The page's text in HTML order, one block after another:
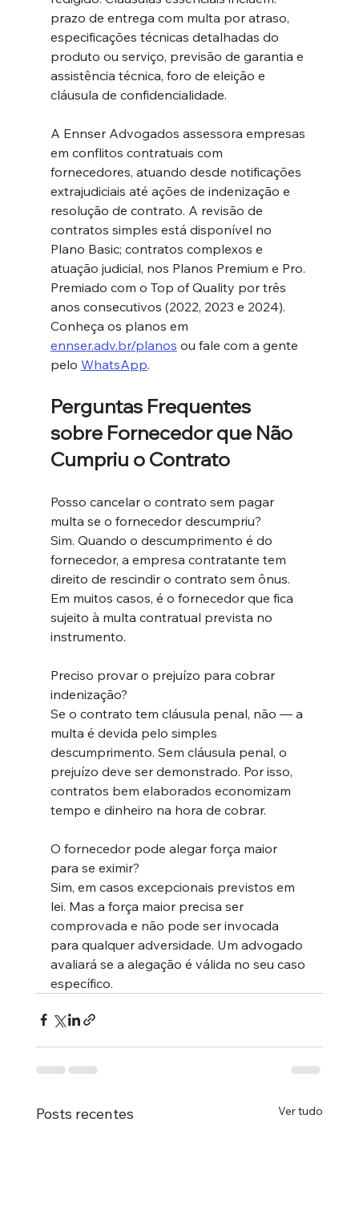
prazo de entrega com multa por atraso,
especificações técnicas detalhadas do
produto ou serviço, previsão de garantia e
assistência técnica, foro de eleição e
cláusula de confidencialidade.
A Ennser Advogados assessora empresas
em conflitos contratuais com
fornecedores, atuando desde notificações
extrajudiciais até ações de indenização e
resolução de contrato. A revisão de
contratos simples está disponível no
Plano Basic; contratos complexos e
atuação judicial, nos Planos Premium e Pro.
Premiado com o Top of Quality por três
anos consecutivos (2022, 2023 e 2024).
Conheça os planos em
ennser.adv.br/planos ou fale com a gente
pelo WhatsApp.
Perguntas Frequentes
sobre Fornecedor que Não
Cumpriu o Contrato
Posso cancelar o contrato sem pagar
multa se o fornecedor descumpriu?
Sim. Quando o descumprimento é do
fornecedor, a empresa contratante tem
direito de rescindir o contrato sem ônus.
Em muitos casos, é o fornecedor que fica
sujeito à multa contratual prevista no
instrumento.
Preciso provar o prejuízo para cobrar
indenização?
Se o contrato tem cláusula penal, não — a
multa é devida pelo simples
descumprimento. Sem cláusula penal, o
prejuízo deve ser demonstrado. Por isso,
contratos bem elaborados economizam
tempo e dinheiro na hora de cobrar.
O fornecedor pode alegar força maior
para se eximir?
Sim, em casos excepcionais previstos em
lei. Mas a força maior precisa ser
comprovada e não pode ser invocada
para qualquer adversidade. Um advogado
avaliará se a alegação é válida no seu caso
específico.
Posts recentes Ver tudo